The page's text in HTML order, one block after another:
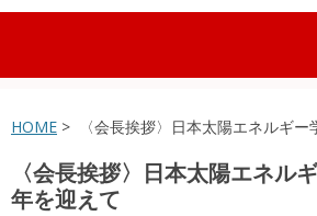
コンテンツへスキップ
HOME > 〈会長挨拶〉日本太陽エネルギー
〈会長挨拶〉日本太陽エネル
年を迎えて